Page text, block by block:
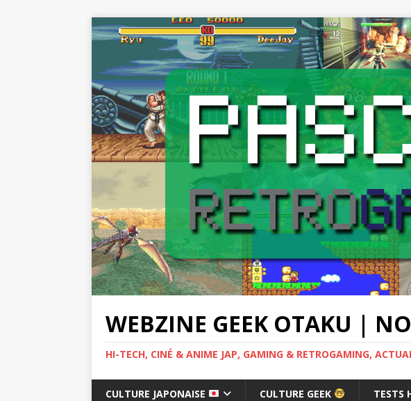
WEBZINE GEEK OTAKU |
HI-TECH, CINÉ & ANIME JAP, GAMING & RETROGAMING,
CULTURE JAPONAISE CULTURE GEEK TESTS